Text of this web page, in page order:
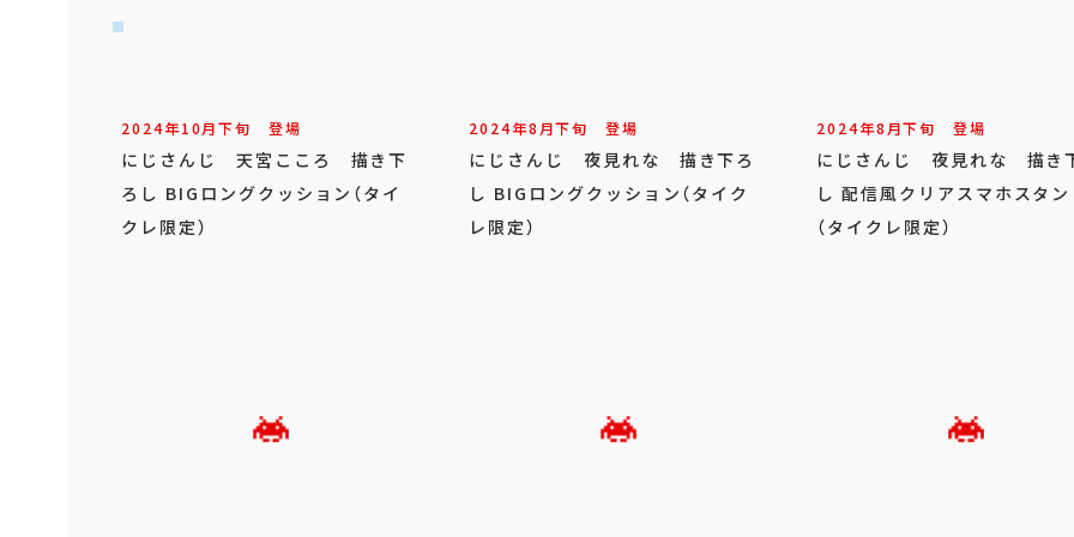
2024年10月下旬 登場
にじさんじ 天宮こころ 描き下
ろし BIGロングクッション（タイ
クレ限定）
2024年8月下旬 登場
にじさんじ 夜見れな 描き下ろ
し BIGロングクッション（タイク
レ限定）
2024年8月下旬 登場
にじさんじ 夜見れな 描き
し 配信風クリアスマホスタ
（タイクレ限定）